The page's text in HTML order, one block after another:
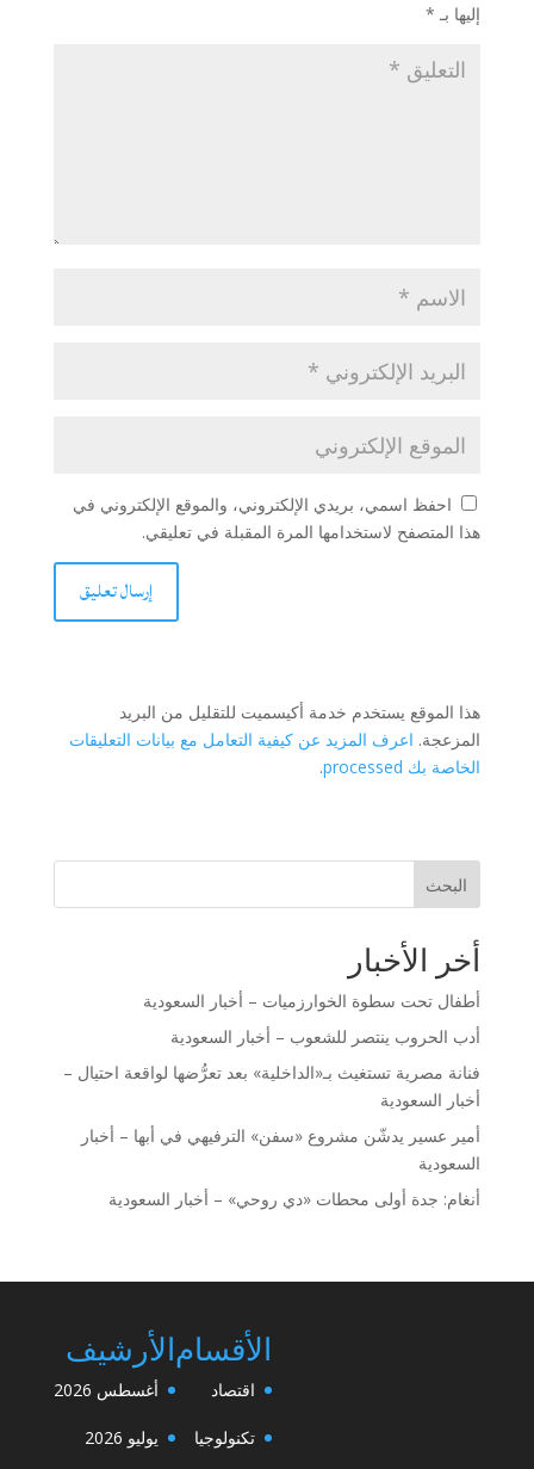
إليها بـ *
احفظ اسمي، بريدي الإلكتروني، والموقع الإلكتروني في
هذا المتصفح لاستخدامها المرة المقبلة في تعليقي.
هذا الموقع يستخدم خدمة أكيسميت للتقليل من البريد
المزعجة. اعرف المزيد عن كيفية التعامل مع بيانات التعليقات
الخاصة بك processed
.
البحث
أخر الأخبار
أطفال تحت سطوة الخوارزميات – أخبار السعودية
أدب الحروب ينتصر للشعوب – أخبار السعودية
فنانة مصرية تستغيث بـ«الداخلية» بعد تعرُّضها لواقعة احتيال –
أخبار السعودية
أمير عسير يدشّن مشروع «سفن» الترفيهي في أبها – أخبار
السعودية
أنغام: جدة أولى محطات «دي روحي» – أخبار السعودية
الأرشيف
أغسطس 2026
يوليو 2026
الأقسام
اقتصاد
تكنولوجيا